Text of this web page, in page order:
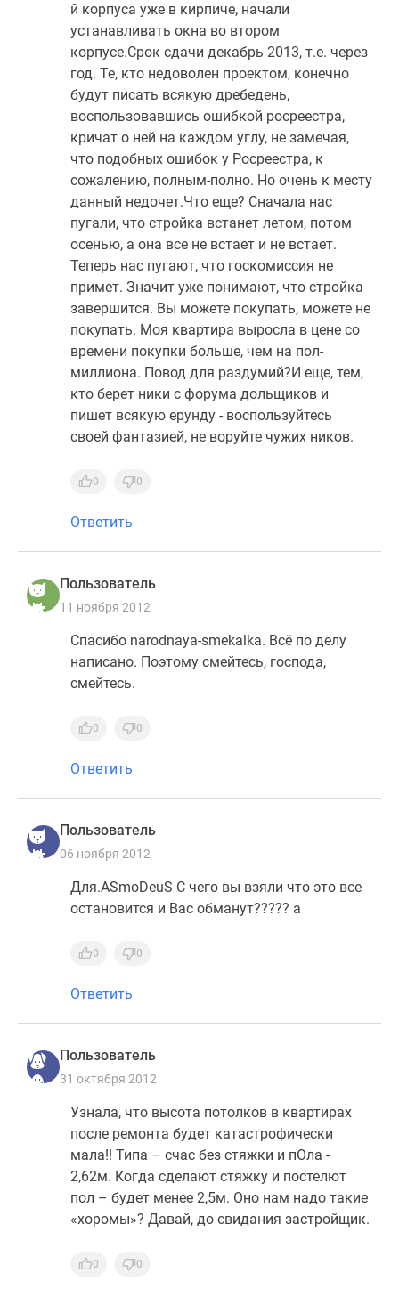
й корпуса уже в кирпиче, начали
устанавливать окна во втором
корпусе.Срок сдачи декабрь 2013, т.е. через
год. Те, кто недоволен проектом, конечно
будут писать всякую дребедень,
воспользовавшись ошибкой росреестра,
кричат о ней на каждом углу, не замечая,
что подобных ошибок у Росреестра, к
сожалению, полным-полно. Но очень к месту
данный недочет.Что еще? Сначала нас
пугали, что стройка встанет летом, потом
осенью, а она все не встает и не встает.
Теперь нас пугают, что госкомиссия не
примет. Значит уже понимают, что стройка
завершится. Вы можете покупать, можете не
покупать. Моя квартира выросла в цене со
времени покупки больше, чем на пол-
миллиона. Повод для раздумий?И еще, тем,
кто берет ники с форума дольщиков и
пишет всякую ерунду - воспользуйтесь
своей фантазией, не воруйте чужих ников.
0 0
Ответить
Пользователь
11 ноября 2012
Спасибо narodnaya-smekalka. Всё по делу
написано. Поэтому смейтесь, господа,
смейтесь.
0 0
Ответить
Пользователь
06 ноября 2012
Для.ASmoDeuS С чего вы взяли что это все
остановится и Вас обманут????? а
0 0
Ответить
Пользователь
31 октября 2012
Узнала, что высота потолков в квартирах
после ремонта будет катастрофически
мала!! Типа – счас без стяжки и пОла -
2,62м. Когда сделают стяжку и постелют
пол – будет менее 2,5м. Оно нам надо такие
«хоромы»? Давай, до свидания застройщик.
0 0